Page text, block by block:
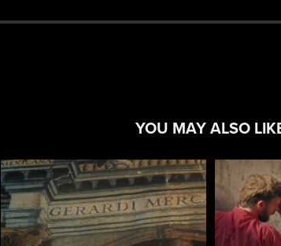
YOU MAY ALSO